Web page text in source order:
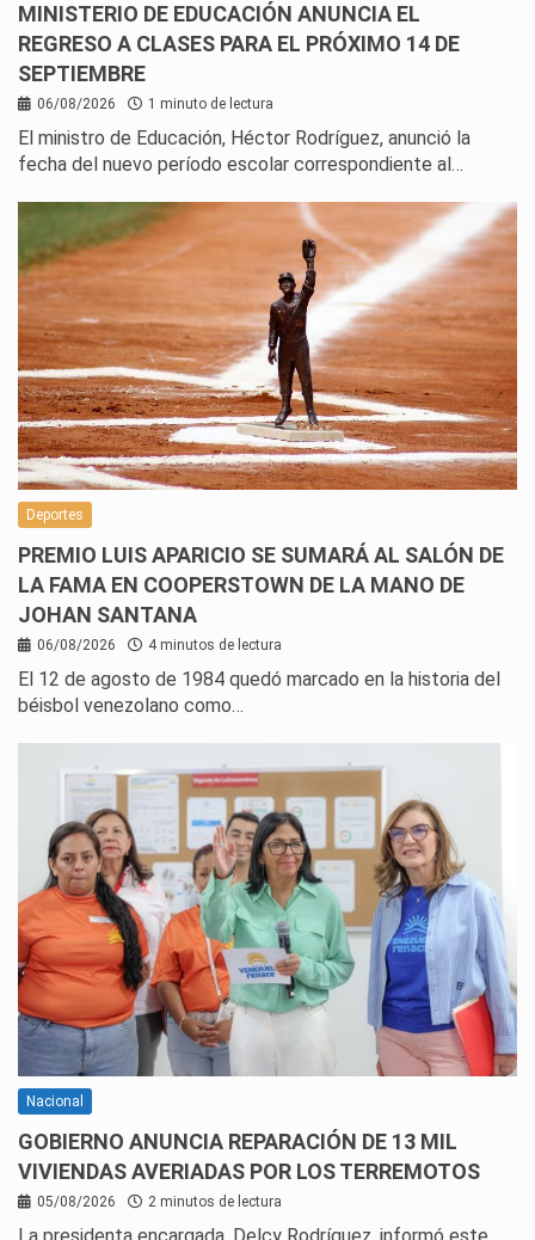
MINISTERIO DE EDUCACIÓN ANUNCIA EL
REGRESO A CLASES PARA EL PRÓXIMO 14 DE
SEPTIEMBRE
06/08/2026 1 minuto de lectura
El ministro de Educación, Héctor Rodríguez, anunció la
fecha del nuevo período escolar correspondiente al…
Deportes
PREMIO LUIS APARICIO SE SUMARÁ AL SALÓN DE
LA FAMA EN COOPERSTOWN DE LA MANO DE
JOHAN SANTANA
06/08/2026 4 minutos de lectura
El 12 de agosto de 1984 quedó marcado en la historia del
béisbol venezolano como…
Nacional
GOBIERNO ANUNCIA REPARACIÓN DE 13 MIL
VIVIENDAS AVERIADAS POR LOS TERREMOTOS
05/08/2026 2 minutos de lectura